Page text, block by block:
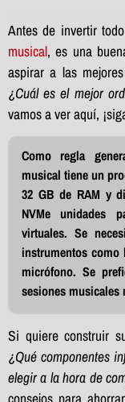
Antes de invertir
musical, es una
aspirar a las
¿Cuál es el mejor
vamos a ver aquí,
Como regla
musical tiene un
32 GB de RAM y
NVMe unidades
virtuales. Se
instrumentos
micrófono. Se
sesiones musicales
Si quiere construir
¿Qué componentes
elegir a la hora de